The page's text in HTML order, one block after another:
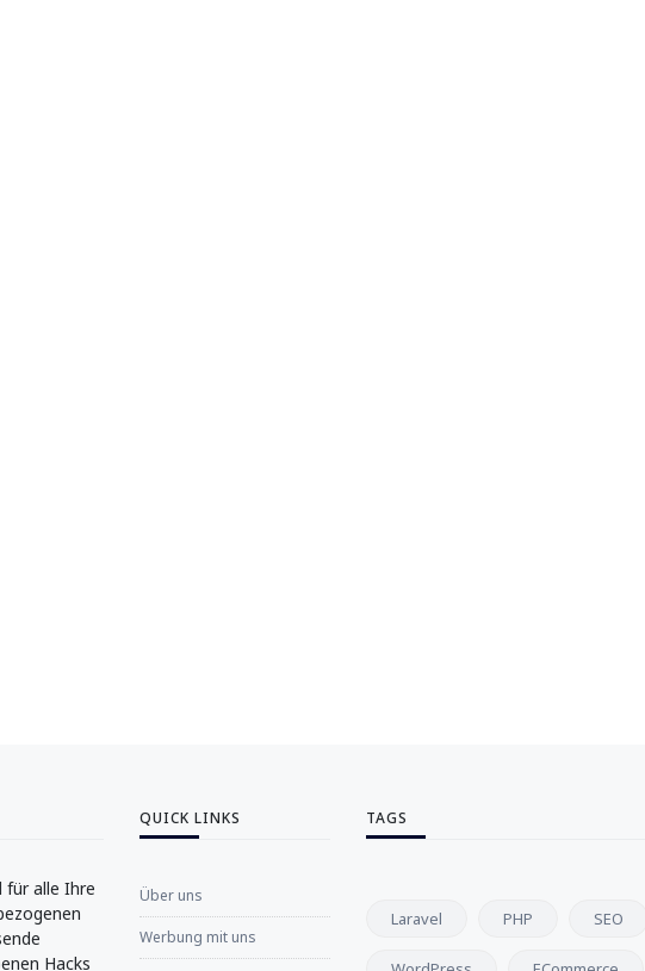
für alle Ihre
Hacks
QUICK LINKS
Über uns
Werbung mit uns
TAGS
Laravel PHP SEO